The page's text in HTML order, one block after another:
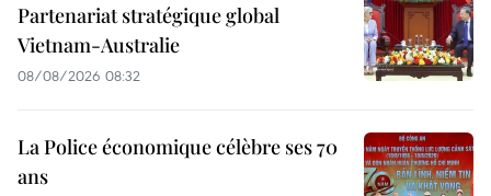
Partenariat stratégique global
Vietnam-Australie
08/08/2026 08:32
La Police économique célèbre ses 70
ans